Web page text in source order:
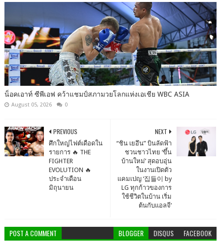
น็อคเอาท์ ซีพีเอฟ คว้าแชมป์สภามวยโลกแห่งเอเชีย WBC ASIA
August 05, 2026 0
NEXT
“ชิน เยอึน” บินลัดฟ้า
ชวนชาวไทย ‘ขึ้น
บ้านใหม่’ สุดอบอุ่น
ในงานเปิดตัว
แคมเปญ ‘집들이 by
LG ทุกก้าวของการ
ใช้ชีวิตในบ้าน เริ่ม
ต้นกับแอลจี’
PREVIOUS
ศึกใหญ่ไฟต์เดือดใน
รายการ 🔥 THE
FIGHTER
EVOLUTION 🔥
ประจำเดือน
มิถุนายน
POST A COMMENT BLOGGER DISQUS FACEBOOK